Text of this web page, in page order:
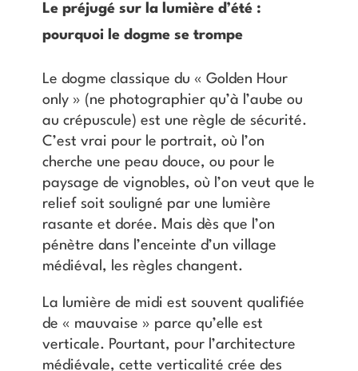
Le préjugé sur la lumière d’été :
pourquoi le dogme se trompe
Le dogme classique du « Golden Hour
only » (ne photographier qu’à l’aube ou
au crépuscule) est une règle de sécurité.
C’est vrai pour le portrait, où l’on
cherche une peau douce, ou pour le
paysage de vignobles, où l’on veut que le
relief soit souligné par une lumière
rasante et dorée. Mais dès que l’on
pénètre dans l’enceinte d’un village
médiéval, les règles changent.
La lumière de midi est souvent qualifiée
de « mauvaise » parce qu’elle est
verticale. Pourtant, pour l’architecture
médiévale, cette verticalité crée des